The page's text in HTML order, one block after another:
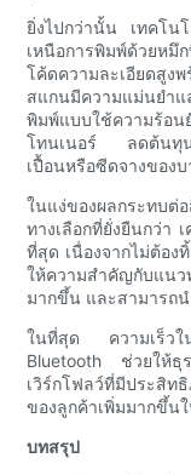
ยิ่งไปกว่านั้น เทคโน
เหนือการพิมพ์ด้วยหมึ
โค้ดความละเอียดสูง
สแกนมีความแม่นยำ
พิมพ์แบบใช้ความร้อน
โทนเนอร์ ลดต้นทุนก
เปื้อนหรือซีดจางของ
ในแง่ของผลกระทบ
ทางเลือกที่ยั่งยืนกว่า
ที่สุด เนื่องจากไม่ต้อ
ให้ความสำคัญกับแนว
มากขึ้น และสามารถ
ในที่สุด ความเร็วใน
Bluetooth ช่วยให้ธุร
เวิร์กโฟลว์ที่มีประสิ
ของลูกค้าเพิ่มมากขึ้น
บทสรุป